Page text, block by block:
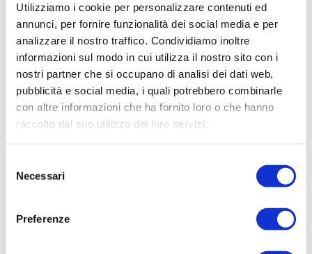
Utilizziamo i cookie per personalizzare contenuti ed
annunci, per fornire funzionalità dei social media e per
analizzare il nostro traffico. Condividiamo inoltre
informazioni sul modo in cui utilizza il nostro sito con i
nostri partner che si occupano di analisi dei dati web,
pubblicità e social media, i quali potrebbero combinarle
con altre informazioni che ha fornito loro o che hanno
raccolto dal suo utilizzo dei loro servizi.
delNecessari
Preferenze
Acqua bene prezioso: un appello alla
responsabilità di tutti
L'estate porta con sé giornate più calde, campagne più
assetate...
Leggi tutto »